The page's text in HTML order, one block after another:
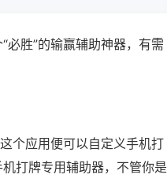
必胜”的输赢辅助神器，有需
个应用便可以自定义手机打
打牌专用辅助器，不管你是